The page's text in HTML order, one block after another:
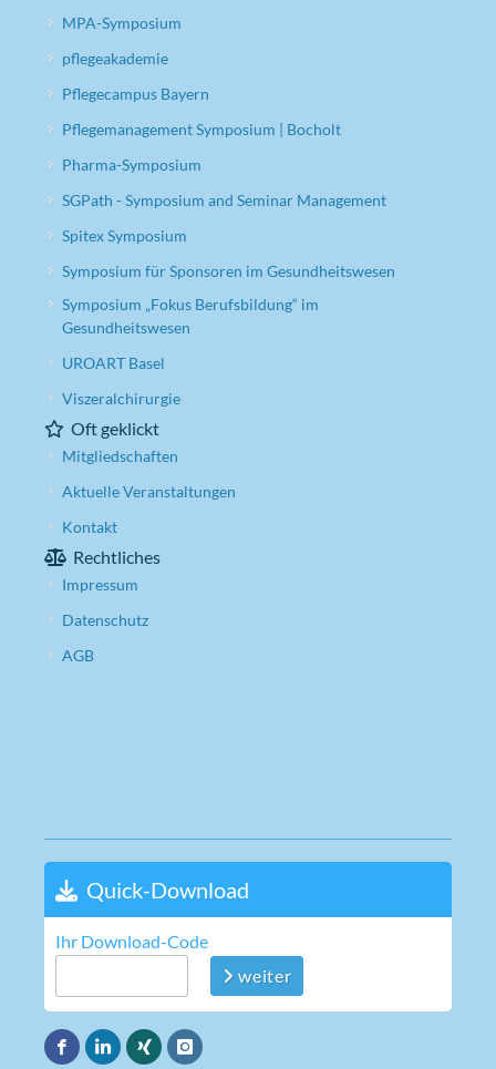
MPA-Symposium
pflegeakademie
Pflegecampus Bayern
Pflegemanagement Symposium | Bocholt
Pharma-Symposium
SGPath - Symposium and Seminar Management
Spitex Symposium
Symposium für Sponsoren im Gesundheitswesen
Symposium „Fokus Berufsbildung“ im
Gesundheitswesen
UROART Basel
Viszeralchirurgie
Oft geklickt
Mitgliedschaften
Aktuelle Veranstaltungen
Kontakt
Rechtliches
Impressum
Datenschutz
AGB
Quick-Download
Ihr Download-Code
weiter